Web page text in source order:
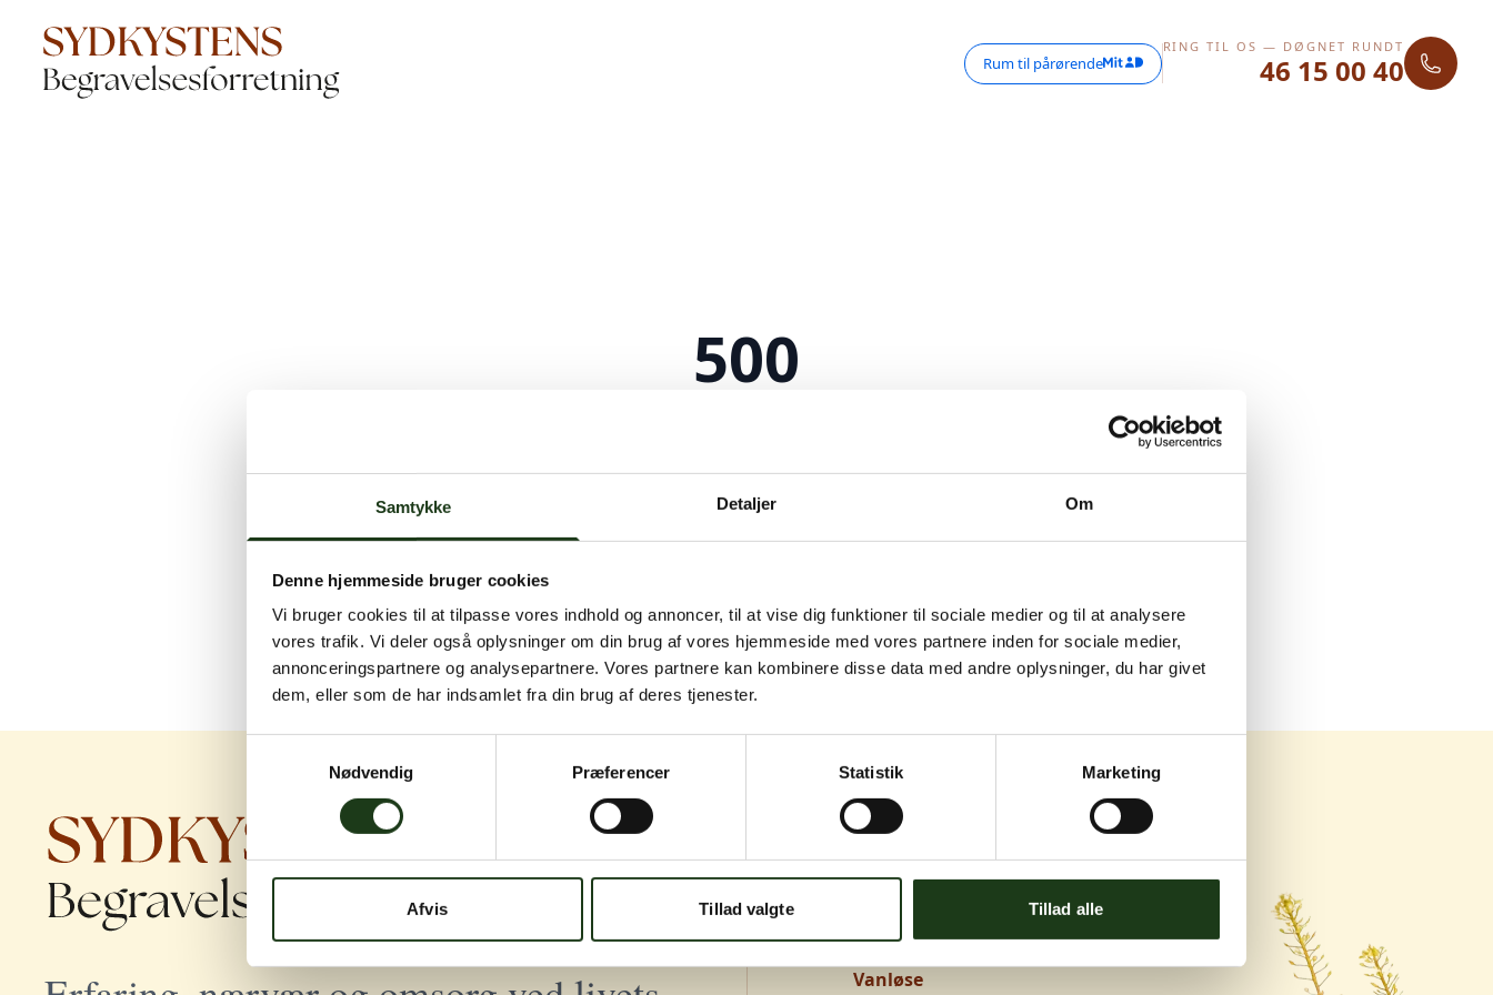
Samtykke Detaljer Om
Denne hjemmeside bruger cookies
Vi bruger cookies til at tilpasse vores indhold og annoncer, til at vise dig funktioner til sociale medier og til at analysere
vores trafik. Vi deler også oplysninger om din brug af vores hjemmeside med vores partnere inden for sociale medier,
annonceringspartnere og analysepartnere. Vores partnere kan kombinere disse data med andre oplysninger, du har givet
dem, eller som de har indsamlet fra din brug af deres tjenester.
Nødvendig
Præferencer Statistik Marketing
Afvis Tillad valgte Tillad alle
Rum til pårørende
RING TIL OS — DØGNET RUNDT
46 15 00 40
500
Der opstod en intern serverfejl. Vi arbejder på at løse problemet. Prøv venligst
igen senere.
Kontakt os på
Adresser
Vanløse